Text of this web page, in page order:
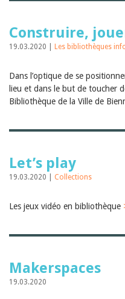
Construire,
19.03.2020 | Les bibliothèques
Dans l’optique de se
lieu et dans le but de toucher
Bibliothèque de la Ville de
Let’s play
19.03.2020 | Collections
Les jeux vidéo en bibliothèque
Makerspaces
19.03.2020